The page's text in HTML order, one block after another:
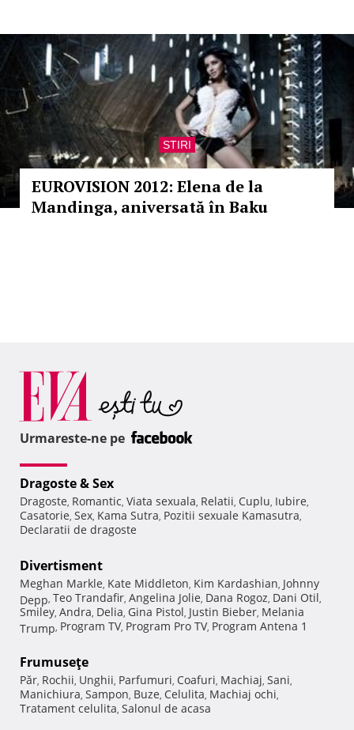
STIRI
EUROVISION 2012: Elena de la
Mandinga, aniversată în Baku
Urmareste-ne pe
Dragoste & Sex
Dragoste, Romantic, Viata sexuala, Relatii, Cuplu, Iubire,
Casatorie, Sex, Kama Sutra, Pozitii sexuale Kamasutra,
Declaratii de dragoste
Divertisment
Meghan Markle, Kate Middleton, Kim Kardashian, Johnny
Depp, Teo Trandafir, Angelina Jolie, Dana Rogoz, Dani Otil,
Smiley, Andra, Delia, Gina Pistol, Justin Bieber, Melania
Trump, Program TV, Program Pro TV, Program Antena 1
Frumuseţe
Păr, Rochii, Unghii, Parfumuri, Coafuri, Machiaj, Sani,
Manichiura, Sampon, Buze, Celulita, Machiaj ochi,
Tratament celulita, Salonul de acasa